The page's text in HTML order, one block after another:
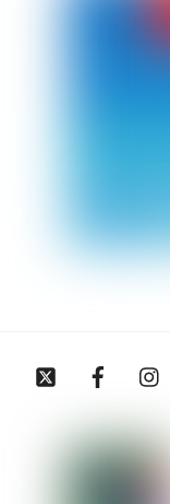
Twitter